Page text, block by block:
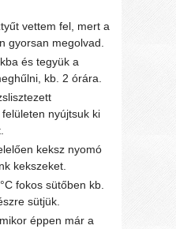
vettem fel, mert a
gyorsan megolvad.
és tegyük a
kb. 2 órára.
nyújtsuk ki
keksz nyomó
kekszeket.
fokos sütőben kb.
sütjük.
éppen már a